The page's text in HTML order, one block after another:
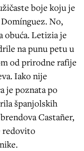
boje koju je
No,
obuća. Letizia je
na punu petu u
od prirodne rafije
Iako nije
je poznata po
španjolskih
Castañer,
redovito